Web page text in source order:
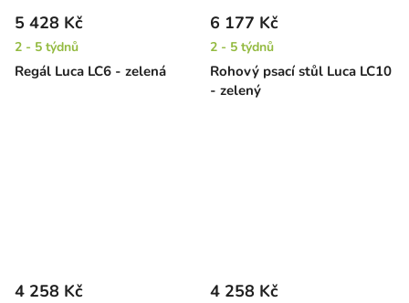
Regál Luca LC6 - zelená
5 428 Kč
2 - 5 týdnů
Rohový psací stůl Luca LC10
- zelený
6 177 Kč
2 - 5 týdnů
4 258 Kč 4 258 Kč